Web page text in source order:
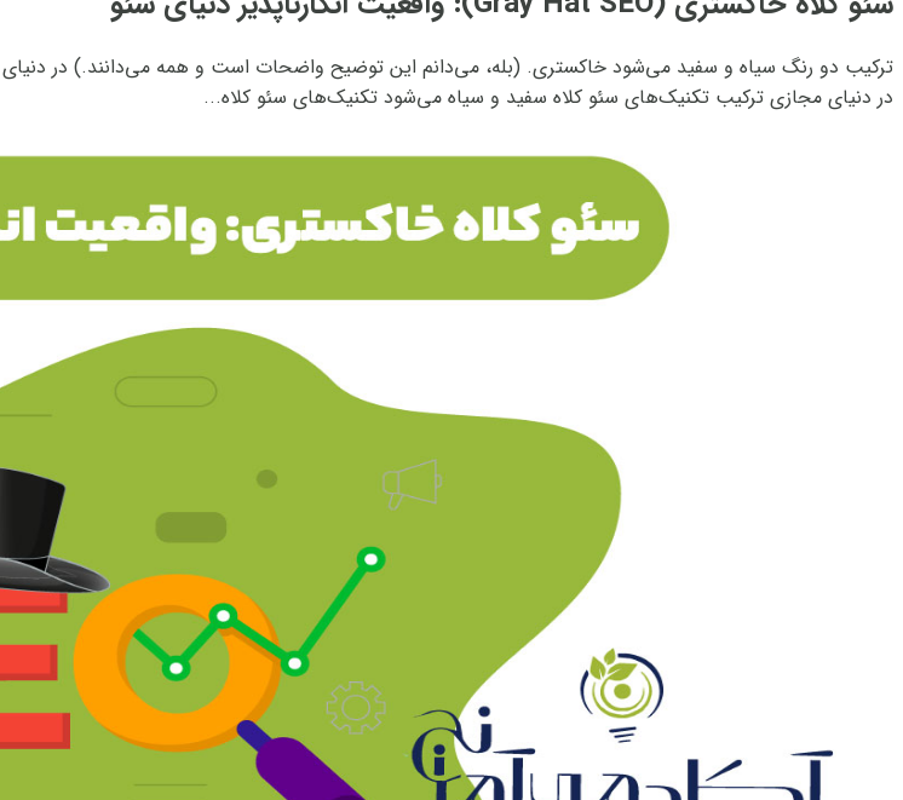
ترکیب دو رنگ سیاه و سفید می‌شود خاکستری. (بله، می‌دانم این توضیح واضحات است و همه می‌دانند.) در
در دنیای مجازی ترکیب تکنیک‌های سئو کلاه سفید و سیاه می‌شود تکنیک‌های سئو کلاه...